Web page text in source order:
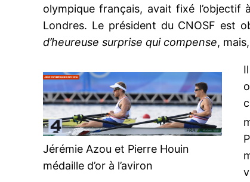
olympique français, avait fixé l’objectif
Londres. Le président du CNOSF est
d’heureuse surprise qui compense, mais,
Jérémie Azou et Pierre Houin
médaille d’or à l’aviron